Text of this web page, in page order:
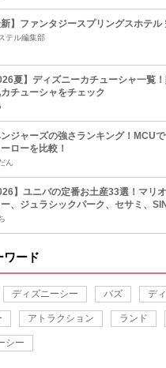
新】ファンタジースプリングスホテ
テル編集部
夏】ディズニーカチューシャ一覧
チューシャをチェック
ジャーズの強さランキング！MCU
ローを比較！
ん
】ユニバの定番お土産33選！マリ
ー、ジュラシックパーク、セサミ、
ワード
ディズニーシー バズ デ
アトラクション ランド
シー